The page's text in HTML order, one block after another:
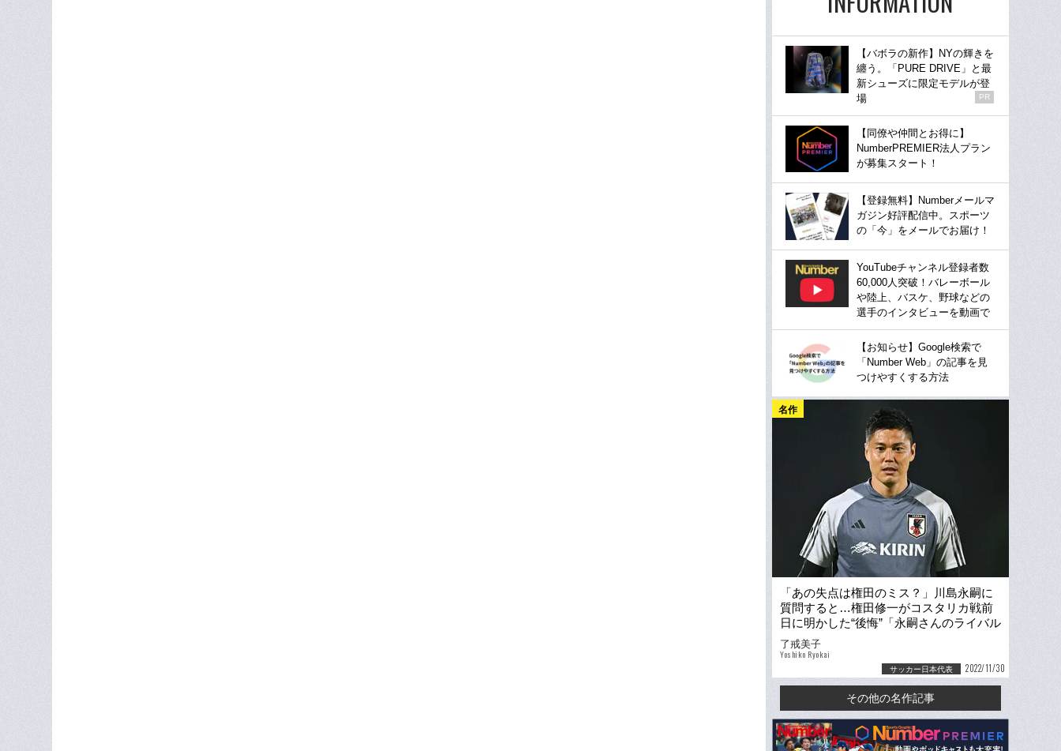
【バボラの新作】NYの輝きを
纏う。「PURE DRIVE」と最
新シューズに限定モデルが登
場
PR
【同僚や仲間とお得に】
NumberPREMIER法人プラン
が募集スタート！
【登録無料】Numberメールマ
ガジン好評配信中。スポーツ
の「今」をメールでお届け！
YouTubeチャンネル登録者数
60,000人突破！バレーボール
や陸上、バスケ、野球などの
選手のインタビューを動画で
【お知らせ】Google検索で
「Number Web」の記事を見
つけやすくする方法
名作
「あの失点は権田のミス？」川島永嗣に
質問すると…権田修一がコスタリカ戦前
日に明かした“後悔”「永嗣さんのライバル
になれなかった」
了戒美子
Yoshiko Ryokai
サッカー日本代表 2022/11/30
その他の名作記事